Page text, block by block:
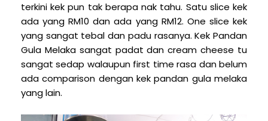
terkini kek pun tak berapa nak tahu. Satu slice kek
ada yang RM10 dan ada yang RM12. One slice kek
yang sangat tebal dan padu rasanya. Kek Pandan
Gula Melaka sangat padat dan cream cheese tu
sangat sedap walaupun first time rasa dan belum
ada comparison dengan kek pandan gula melaka
yang lain.